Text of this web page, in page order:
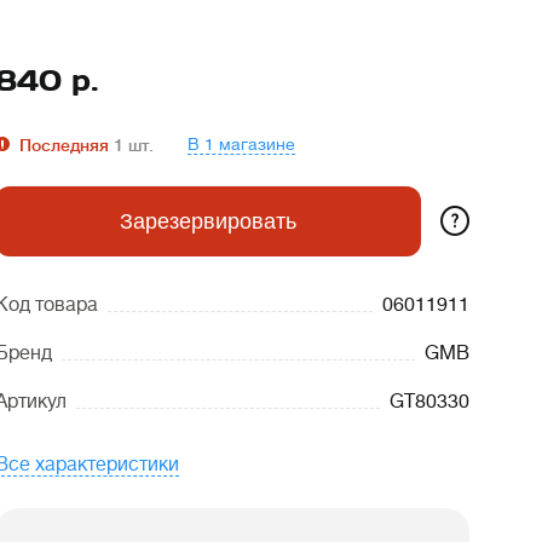
р.
Последняя 1 шт. В 1 магазине
Зарезервировать ?
товара 06011911
GMB
GT80330
характеристики